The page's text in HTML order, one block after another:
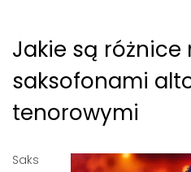
Jakie są różnice
saksofonami
tenorowymi
Saks